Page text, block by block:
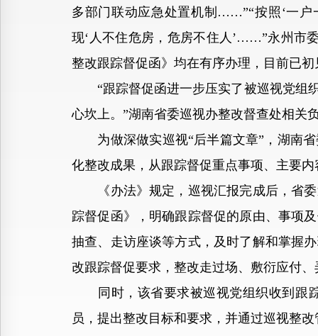
多部门联动应急处置机制……”“按照‘一户
现‘人不住危房，危房不住人’……”永州市
整改跟踪督促函》均在有序办理，目前已初
“跟踪督促函进一步压实了被巡视党组织
心坎上。”湖南省委巡视办整改督查处相关
为做深做实巡视“后半篇文章”，湖南省
化整改成果，从跟踪督促重点事项、主要
《办法》规定，巡视汇报完成后，省委
踪督促函》，明确跟踪督促的原由、事项
抽查、走访座谈等方式，及时了解和掌握
改跟踪督促要求，整改走过场、敷衍应付
同时，该省要求被巡视党组织收到跟踪
员，提出整改目标和要求，并通过巡视整